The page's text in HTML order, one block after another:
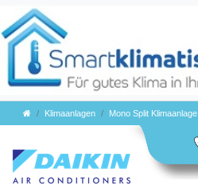
Klimaanlagen Mono Split Klimaanlage